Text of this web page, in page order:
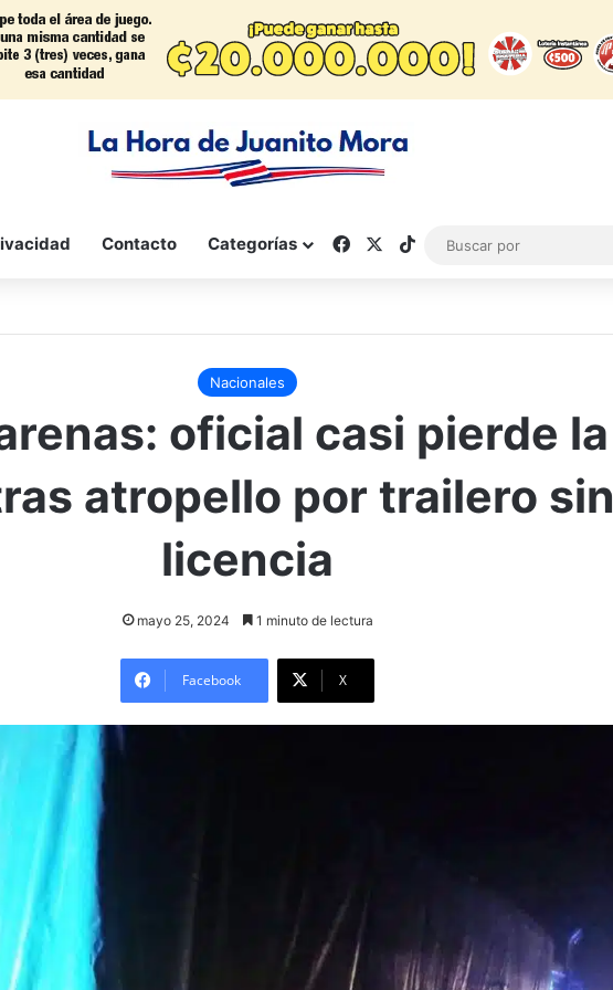
Contacto Categorías FacebookTikTok
Nacionales
oficial casi pierde la
atropello por trailero sin
licencia
mayo 25, 2024 1 minuto de lectura
Facebook X